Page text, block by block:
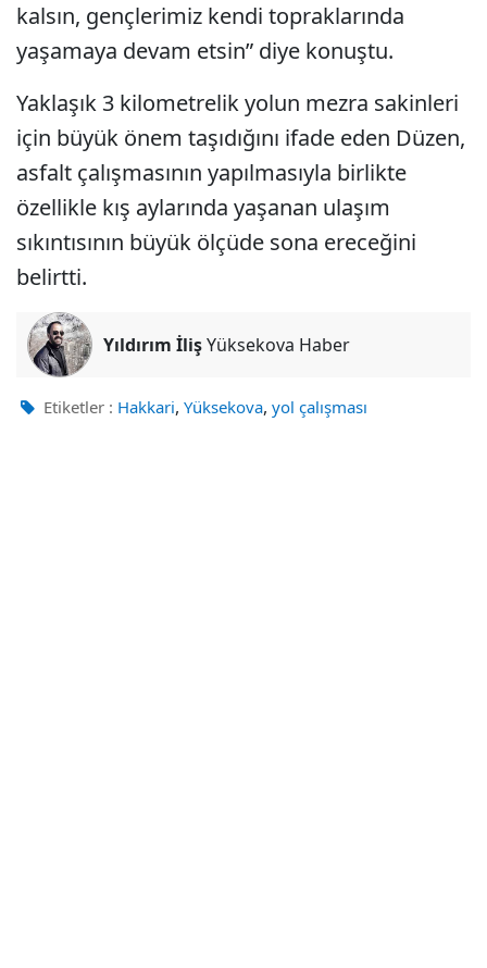
kalsın, gençlerimiz kendi topraklarında
yaşamaya devam etsin” diye konuştu.
Yaklaşık 3 kilometrelik yolun mezra sakinleri
için büyük önem taşıdığını ifade eden Düzen,
asfalt çalışmasının yapılmasıyla birlikte
özellikle kış aylarında yaşanan ulaşım
sıkıntısının büyük ölçüde sona ereceğini
belirtti.
Yıldırım İlişYüksekova Haber
Etiketler : Hakkari, Yüksekova, yol çalışması